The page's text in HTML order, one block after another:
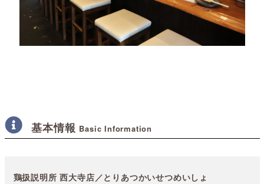
基本情報 Basic Information
鶏扱説明所 西大寺店／とりあつかいせつめいしょ